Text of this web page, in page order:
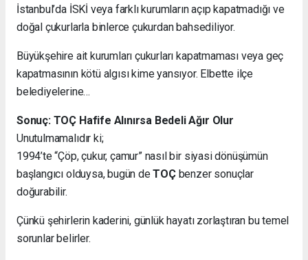
İstanbul’da İSKİ veya farklı kurumların açıp kapatmadığı ve
doğal çukurlarla binlerce çukurdan bahsediliyor.
Büyükşehire ait kurumları çukurları kapatmaması veya geç
kapatmasının kötü algısı kime yansıyor. Elbette ilçe
belediyelerine…
Sonuç: TOÇ Hafife Alınırsa Bedeli Ağır Olur
Unutulmamalıdır ki;
1994’te “Çöp, çukur, çamur” nasıl bir siyasi dönüşümün
başlangıcı olduysa, bugün deTOÇbenzer sonuçlar
doğurabilir.
Çünkü şehirlerin kaderini, günlük hayatı zorlaştıran bu temel
sorunlar belirler.